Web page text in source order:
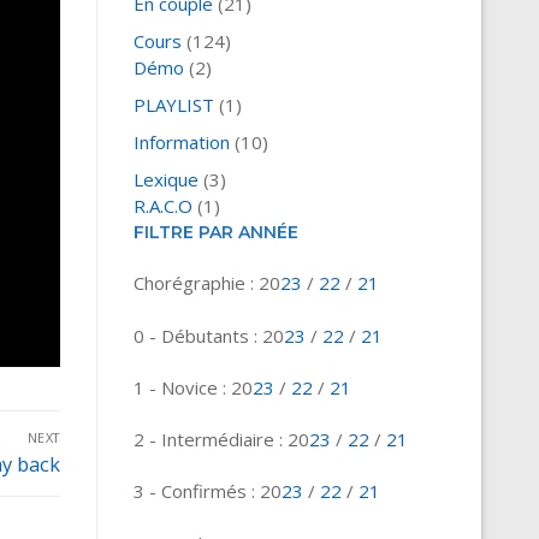
NEXT
back
Cours (124)
Démo (2)
PLAYLIST (1)
Information (10)
Lexique (3)
R.A.C.O (1)
FILTRE PAR ANNÉE
Chorégraphie : 2023 / 22 / 21
0 - Débutants : 2023 / 22 / 21
1 - Novice : 2023 / 22 / 21
2 - Intermédiaire : 2023 / 22 / 21
3 - Confirmés : 2023 / 22 / 21